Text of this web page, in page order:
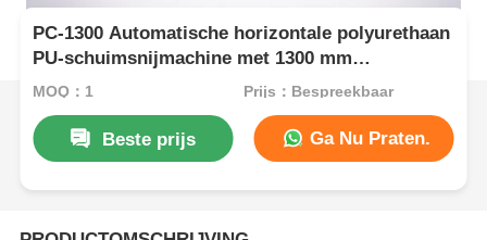
PC-1300 Automatische horizontale polyurethaan
PU-schuimsnijmachine met 1300 mm
werkbreedte en PLC-besturingssysteem
MOQ：1 Prijs：Bespreekbaar
Beste prijs Ga Nu Praten.